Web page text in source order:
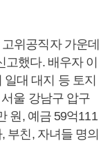
위공직자 가운데
고했다. 배우자 이
대 대지 등 토지
울 강남구 압구
원, 예금 59억111
부친, 자녀들 명의